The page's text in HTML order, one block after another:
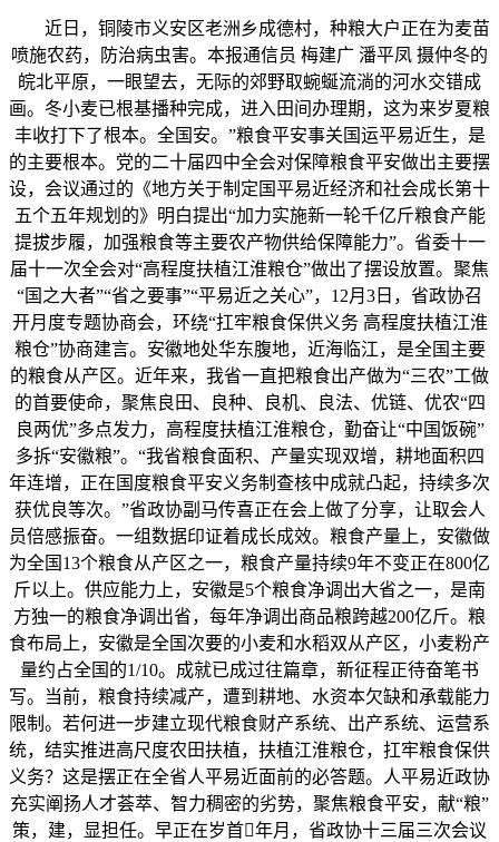
近日，铜陵市义安区老洲乡成德村，种粮大户正在为麦苗
喷施农药，防治病虫害。本报通信员 梅建广 潘平凤 摄仲冬的
皖北平原，一眼望去，无际的郊野取蜿蜒流淌的河水交错成
画。冬小麦已根基播种完成，进入田间办理期，这为来岁夏粮
丰收打下了根本。全国安。”粮食平安事关国运平易近生，是
的主要根本。党的二十届四中全会对保障粮食平安做出主要摆
设，会议通过的《地方关于制定国平易近经济和社会成长第十
五个五年规划的》明白提出“加力实施新一轮千亿斤粮食产能
提拔步履，加强粮食等主要农产物供给保障能力”。省委十一
届十一次全会对“高程度扶植江淮粮仓”做出了摆设放置。聚焦
“国之大者”“省之要事”“平易近之关心”，12月3日，省政协召
开月度专题协商会，环绕“扛牢粮食保供义务 高程度扶植江淮
粮仓”协商建言。安徽地处华东腹地，近海临江，是全国主要
的粮食从产区。近年来，我省一直把粮食出产做为“三农”工做
的首要使命，聚焦良田、良种、良机、良法、优链、优农“四
良两优”多点发力，高程度扶植江淮粮仓，勤奋让“中国饭碗”
多拆“安徽粮”。“我省粮食面积、产量实现双增，耕地面积四
年连增，正在国度粮食平安义务制查核中成就凸起，持续多次
获优良等次。”省政协副马传喜正在会上做了分享，让取会人
员倍感振奋。一组数据印证着成长成效。粮食产量上，安徽做
为全国13个粮食从产区之一，粮食产量持续9年不变正在800亿
斤以上。供应能力上，安徽是5个粮食净调出大省之一，是南
方独一的粮食净调出省，每年净调出商品粮跨越200亿斤。粮
食布局上，安徽是全国次要的小麦和水稻双从产区，小麦粉产
量约占全国的1/10。成就已成过往篇章，新征程正待奋笔书
写。当前，粮食持续减产，遭到耕地、水资本欠缺和承载能力
限制。若何进一步建立现代粮食财产系统、出产系统、运营系
统，结实推进高尺度农田扶植，扶植江淮粮仓，扛牢粮食保供
义务？这是摆正在全省人平易近面前的必答题。人平易近政协
充实阐扬人才荟萃、智力稠密的劣势，聚焦粮食平安，献“粮”
策，建，显担任。早正在岁首年月，省政协十三届三次会议